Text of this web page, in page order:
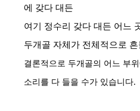
에 갖다 대든
여기 정수리 갖다 대든 어느
두개골 자체가 전체적으로
결론적으로 두개골의 어느 부
소리를 다 들을 수가 있습니다.